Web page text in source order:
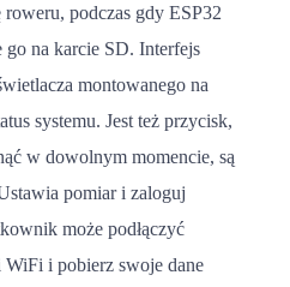
podczas gdy ESP32
na karcie SD. Interfejs
montowanego na
systemu. Jest też przycisk,
w dowolnym momencie, są
pomiar i zaloguj
może podłączyć
i pobierz swoje dane